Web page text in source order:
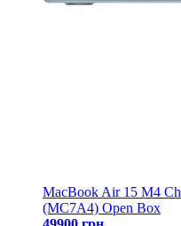
MacBook Air 15 M4
(MC7A4) Open Box